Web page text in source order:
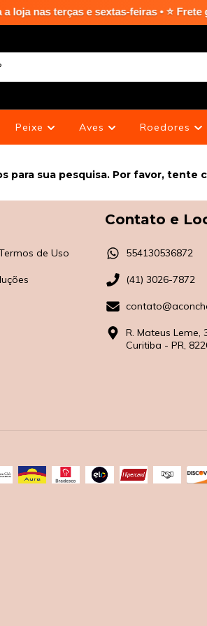
terças e sextas-feiras • ⭐ Frete
Peixe Aves Roedores
para sua pesquisa. Por favor, tente
de Uso
Contato e
554130536872
(41) 3026-7872
R. Mateus Leme,
Curitiba - PR,